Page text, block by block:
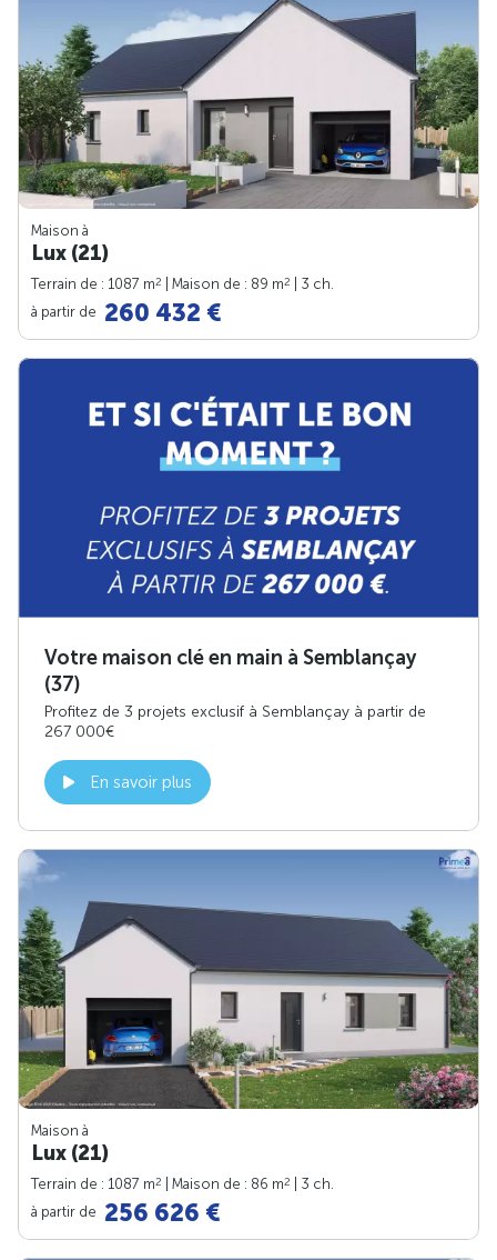
Maison à
Lux (21)
Terrain de : 1087 m2 | Maison de : 89 m2
| 3 ch.
à partir de 260 432 €
Votre maison clé en main à Semblançay
(37)
Profitez de 3 projets exclusif à Semblançay à partir de
267 000€
En savoir plus
Maison à
Lux (21)
Terrain de : 1087 m2 | Maison de : 86 m2
| 3 ch.
à partir de 256 626 €